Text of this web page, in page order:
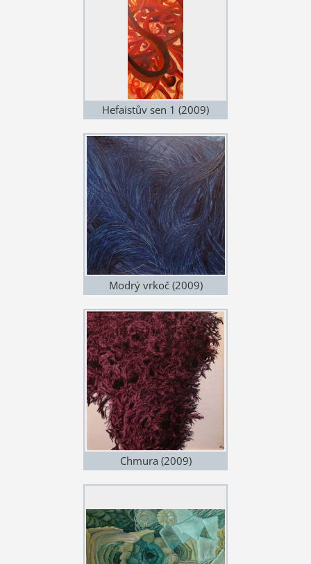
Hefaistův sen 1 (2009)
Modrý vrkoč (2009)
Chmura (2009)